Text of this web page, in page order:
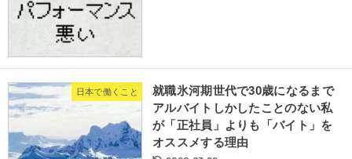
日本で働くこと
就職氷河期世代で30歳になるまで
アルバイトしかしたことのない私
が「正社員」よりも「バイト」を
オススメする理由